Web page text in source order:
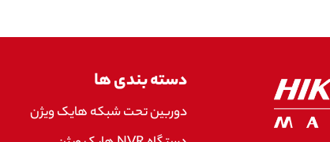
دسته بندی ها
دوربین تحت شبکه هایک ویژن